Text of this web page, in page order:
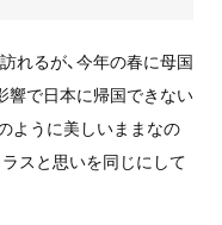
れるが、今年の春に母国
響で日本に帰国できない
ように美しいままなの
スと思いを同じにして